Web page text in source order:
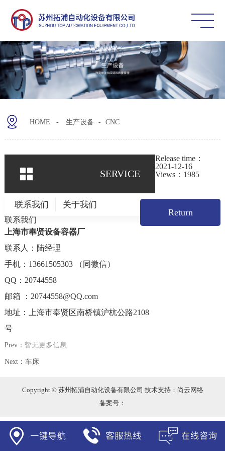
HOME - 生产设备 - CNC
SERVICE
联系我们 关于我们
联系我们
上海市奉贤设备容器厂
联系人：陆经理
手机：13661505303 （同微信）
QQ：20744558
邮箱 ： 20744558@QQ.com
地址：上海市奉贤区南桥镇沪杭公路2108
号
Release time：
2021-12-16
Views：1985
Prev： 暂无更多信息
Next： 车床
Return
Copyright © 苏州拓浦自动化设备有限公司 技术支持：尚云网络
备案号：